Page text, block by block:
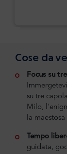
Cose da
Focus su
su tre
Milo,
la
Tempo
guidata,